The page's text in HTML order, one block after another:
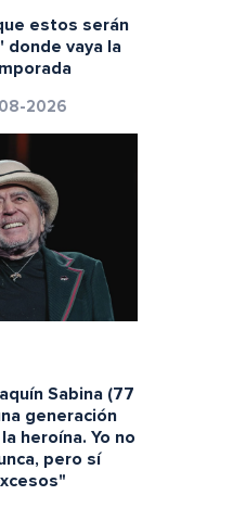
estos serán
donde vaya la
2026
Sabina (77
generación
heroína. Yo no
pero sí